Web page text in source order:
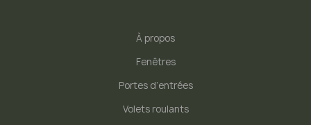
À propos
Fenêtres
Portes d’entrées
Volets roulants